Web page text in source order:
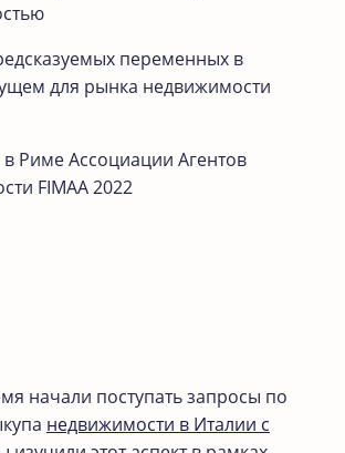
переменных в
для рынка недвижимости
начали поступать запросы по
недвижимости в Италии с